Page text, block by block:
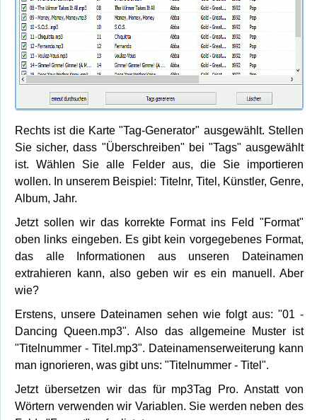
Rechts ist die Karte "Tag-Generator" ausgewählt. Stellen
Sie sicher, dass "Überschreiben" bei "Tags" ausgewählt
ist. Wählen Sie alle Felder aus, die Sie importieren
wollen. In unserem Beispiel: Titelnr, Titel, Künstler, Genre,
Album, Jahr.
Jetzt sollen wir das korrekte Format ins Feld "Format"
oben links eingeben. Es gibt kein vorgegebenes Format,
das alle Informationen aus unseren Dateinamen
extrahieren kann, also geben wir es ein manuell. Aber
wie?
Erstens, unsere Dateinamen sehen wie folgt aus: "01 -
Dancing Queen.mp3". Also das allgemeine Muster ist
"Titelnummer - Titel.mp3". Dateinamenserweiterung kann
man ignorieren, was gibt uns: "Titelnummer - Titel".
Jetzt übersetzen wir das für mp3Tag Pro. Anstatt von
Wörtern verwenden wir Variablen. Sie werden neben des